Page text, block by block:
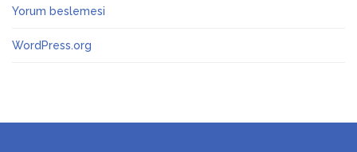
Yorum beslemesi
WordPress.org